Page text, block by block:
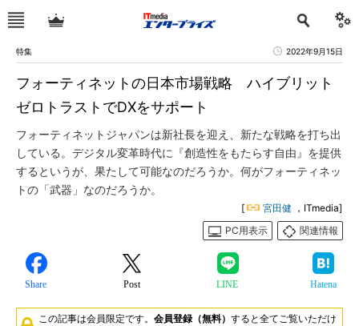
特集 2022年9月15日
フォーティネットの日本市場戦略 ハイブリット
ゼロトラストでDXをサポート
フォーティネットジャパンは新社長を迎え、新たな戦略を打ち出
している。デジタル変革時代に『創造性をもたらす自由』を提供
するというが、果たして可能なのだろうか。何がフォーティネッ
トの「武器」なのだろうか。
[ 宮田健 ，ITmedia]
PC用表示
関連情報
Share Post LINE Hatena
この記事は会員限定です。 会員登録（無料） すると全てご覧いただけ